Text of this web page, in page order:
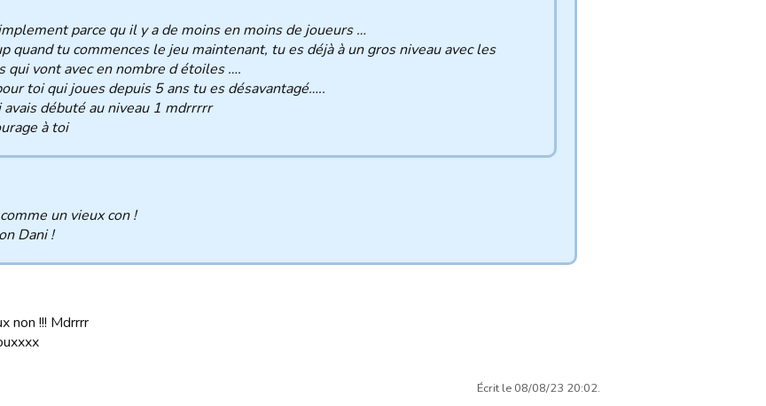
parce qu il y a de moins en moins de joueurs …
quand tu commences le jeu maintenant, tu es déjà à un gros niveau avec les
qui vont avec en nombre d étoiles ….
toi qui joues depuis 5 ans tu es désavantagé…..
avais débuté au niveau 1 mdrrrrr
à toi
un vieux con !
Dani !
non !!! Mdrrrr
Écrit le 08/08/23 20:02.